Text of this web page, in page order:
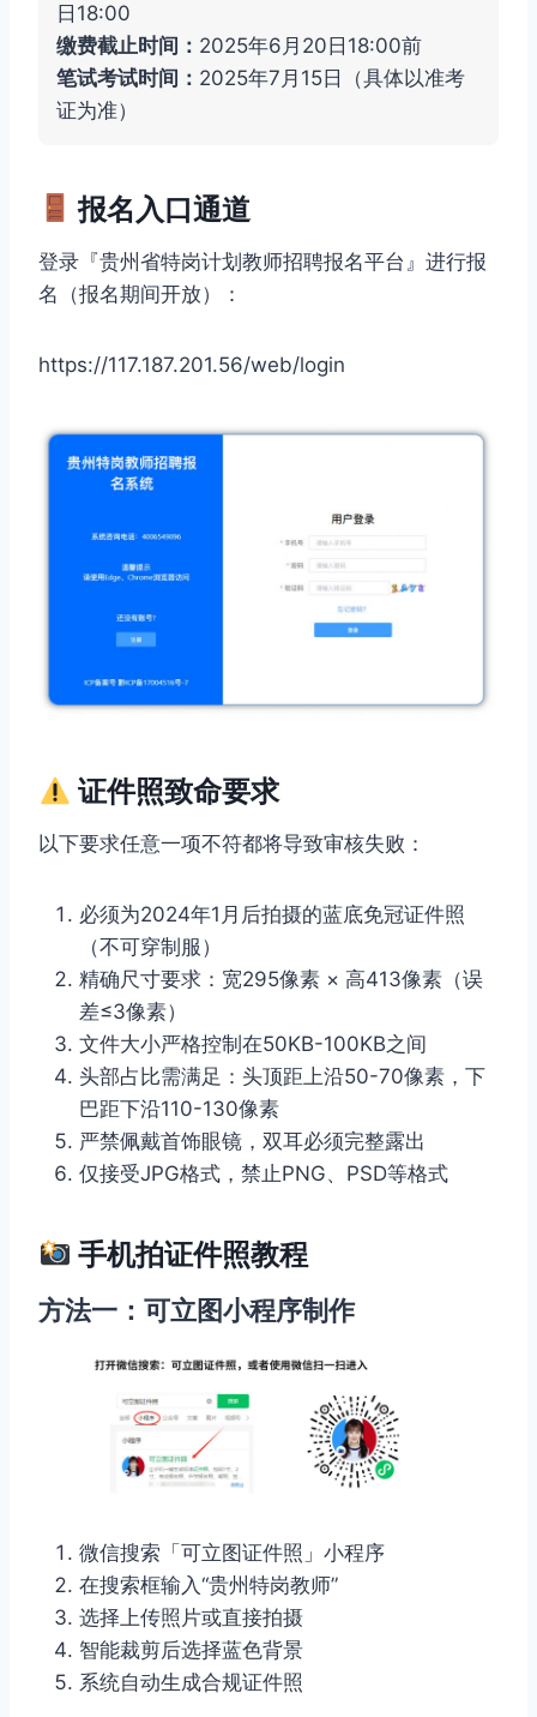
日18:00
缴费截止时间： 2025年6月20日18:00前
笔试考试时间： 2025年7月15日（具体以准考
证为准）
报名入口通道
登录『贵州省特岗计划教师招聘报名平台』进行报
名（报名期间开放）：
https://117.187.201.56/web/login
证件照致命要求
以下要求任意一项不符都将导致审核失败：
必须为2024年1月后拍摄的蓝底免冠证件照
（不可穿制服）
精确尺寸要求：宽295像素 × 高413像素（误
差≤3像素）
文件大小严格控制在50KB-100KB之间
头部占比需满足：头顶距上沿50-70像素，下
巴距下沿110-130像素
严禁佩戴首饰眼镜，双耳必须完整露出
仅接受JPG格式，禁止PNG、PSD等格式
手机拍证件照教程
方法一：可立图小程序制作
微信搜索「可立图证件照」小程序
在搜索框输入“贵州特岗教师”
选择上传照片或直接拍摄
智能裁剪后选择蓝色背景
系统自动生成合规证件照